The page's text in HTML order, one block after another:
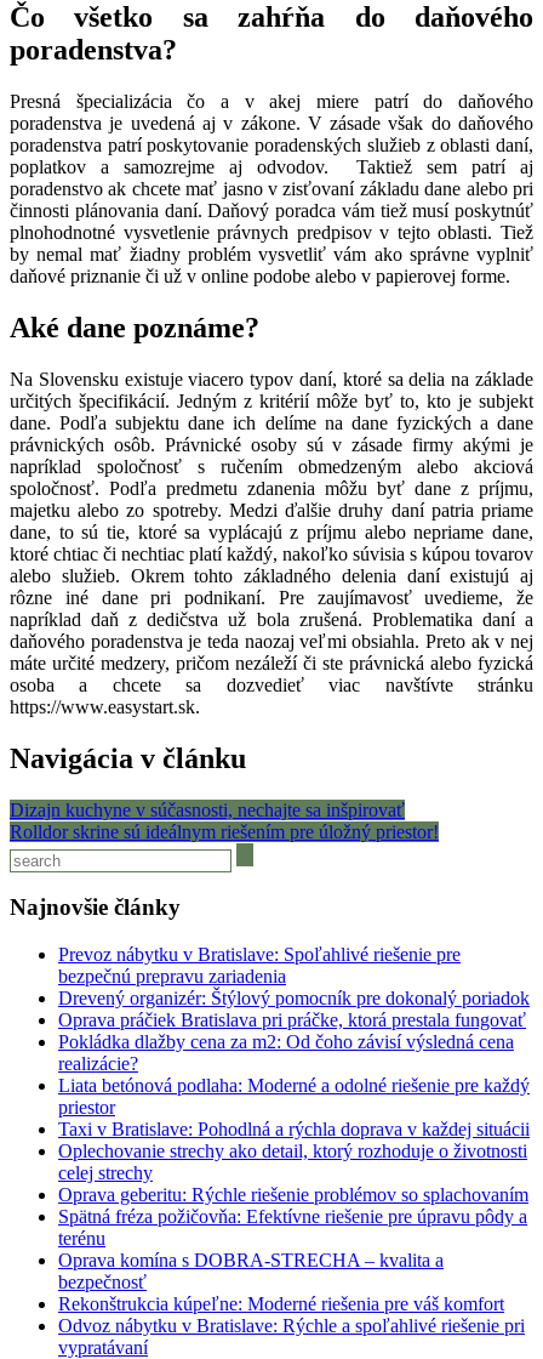
Čo všetko sa zahŕňa do daňového
poradenstva?
Presná špecializácia čo a v akej miere patrí do daňového
poradenstva je uvedená aj v zákone. V zásade však do daňového
poradenstva patrí poskytovanie poradenských služieb z oblasti daní,
poplatkov a samozrejme aj odvodov. Taktiež sem patrí aj
poradenstvo ak chcete mať jasno v zisťovaní základu dane alebo pri
činnosti plánovania daní. Daňový poradca vám tiež musí poskytnúť
plnohodnotné vysvetlenie právnych predpisov v tejto oblasti. Tiež
by nemal mať žiadny problém vysvetliť vám ako správne vyplniť
daňové priznanie či už v online podobe alebo v papierovej forme.
Aké dane poznáme?
Na Slovensku existuje viacero typov daní, ktoré sa delia na základe
určitých špecifikácií. Jedným z kritérií môže byť to, kto je subjekt
dane. Podľa subjektu dane ich delíme na dane fyzických a dane
právnických osôb. Právnické osoby sú v zásade firmy akými je
napríklad spoločnosť s ručením obmedzeným alebo akciová
spoločnosť. Podľa predmetu zdanenia môžu byť dane z príjmu,
majetku alebo zo spotreby. Medzi ďalšie druhy daní patria priame
dane, to sú tie, ktoré sa vyplácajú z príjmu alebo nepriame dane,
ktoré chtiac či nechtiac platí každý, nakoľko súvisia s kúpou tovarov
alebo služieb. Okrem tohto základného delenia daní existujú aj
rôzne iné dane pri podnikaní. Pre zaujímavosť uvedieme, že
napríklad daň z dedičstva už bola zrušená. Problematika daní a
daňového poradenstva je teda naozaj veľmi obsiahla. Preto ak v nej
máte určité medzery, pričom nezáleží či ste právnická alebo fyzická
osoba a chcete sa dozvedieť viac navštívte stránku
https://www.easystart.sk.
Navigácia v článku
Dizajn kuchyne v súčasnosti, nechajte sa inšpirovať
Rolldor skrine sú ideálnym riešením pre úložný priestor!
Najnovšie články
Prevoz nábytku v Bratislave: Spoľahlivé riešenie pre
bezpečnú prepravu zariadenia
Drevený organizér: Štýlový pomocník pre dokonalý poriadok
Oprava práčiek Bratislava pri práčke, ktorá prestala fungovať
Pokládka dlažby cena za m2: Od čoho závisí výsledná cena
realizácie?
Liata betónová podlaha: Moderné a odolné riešenie pre každý
priestor
Taxi v Bratislave: Pohodlná a rýchla doprava v každej situácii
Oplechovanie strechy ako detail, ktorý rozhoduje o životnosti
celej strechy
Oprava geberitu: Rýchle riešenie problémov so splachovaním
Spätná fréza požičovňa: Efektívne riešenie pre úpravu pôdy a
terénu
Oprava komína s DOBRA-STRECHA – kvalita a
bezpečnosť
Rekonštrukcia kúpeľne: Moderné riešenia pre váš komfort
Odvoz nábytku v Bratislave: Rýchle a spoľahlivé riešenie pri
vypratávaní